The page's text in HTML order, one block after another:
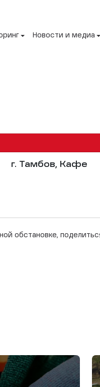
Новости и медиа
г. Тамбов, Кафе
обстановке,